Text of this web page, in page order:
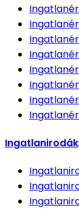
Ingatlanirodák